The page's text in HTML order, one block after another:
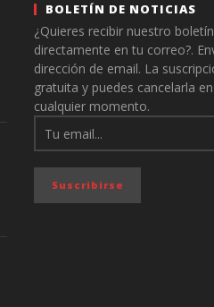
BOLETÍN DE NOTICIAS
¿Quieres recibir nuestro boletín
directamente en tu correo?.
dirección de email. La
gratuita y puedes cancelarla en
cualquier momento.